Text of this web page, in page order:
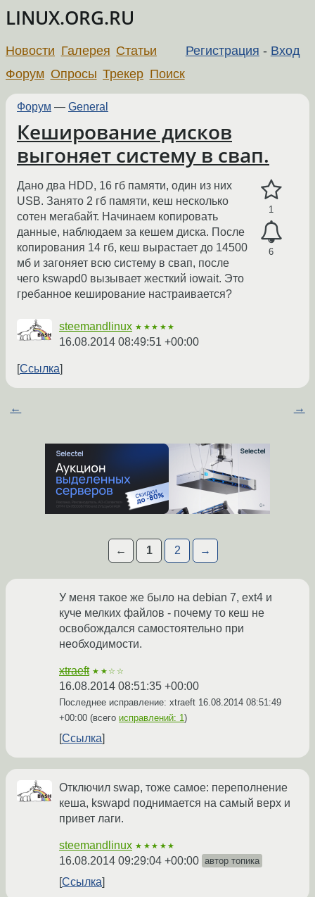
LINUX.ORG.RU
Регистрация - Вход
Новости Галерея Статьи
Форум Опросы Трекер Поиск
Форум — General
Кеширование дисков
выгоняет систему в свап.
1
6
Дано два HDD, 16 гб памяти, один из них
USB. Занято 2 гб памяти, кеш несколько
сотен мегабайт. Начинаем копировать
данные, наблюдаем за кешем диска. После
копирования 14 гб, кеш вырастает до 14500
мб и загоняет всю систему в свап, после
чего kswapd0 вызывает жесткий iowait. Это
гребанное кеширование настраивается?
steemandlinux ★★★★★
16.08.2014 08:49:51 +00:00
Ссылка
← →
← 1 2 →
У меня такое же было на debian 7, ext4 и
куче мелких файлов - почему то кеш не
освобождался самостоятельно при
необходимости.
xtraeft ★★☆☆
16.08.2014 08:51:35 +00:00
Последнее исправление: xtraeft 16.08.2014 08:51:49
+00:00 (всего исправлений: 1)
Ссылка
Отключил swap, тоже самое: переполнение
кеша, kswapd поднимается на самый верх и
привет лаги.
steemandlinux ★★★★★
16.08.2014 09:29:04 +00:00 автор топика
Ссылка